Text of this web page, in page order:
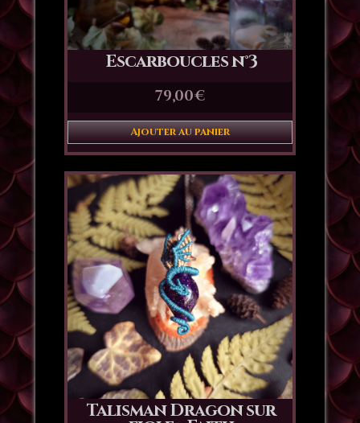
Escarboucles n°3
79,00€
Ajouter au panier
Talisman Dragon sur